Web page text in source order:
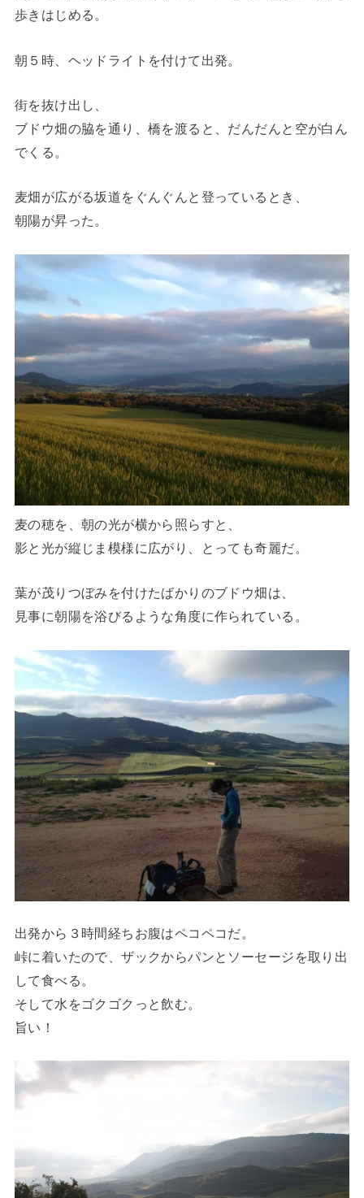
歩きはじめる。
朝５時、ヘッドライトを付けて出発。
街を抜け出し、
ブドウ畑の脇を通り、橋を渡ると、だんだんと空が白ん
でくる。
麦畑が広がる坂道をぐんぐんと登っているとき、
朝陽が昇った。
麦の穂を、朝の光が横から照らすと、
影と光が縦じま模様に広がり、とっても奇麗だ。
葉が茂りつぼみを付けたばかりのブドウ畑は、
見事に朝陽を浴びるような角度に作られている。
出発から３時間経ちお腹はペコペコだ。
峠に着いたので、ザックからパンとソーセージを取り出
して食べる。
そして水をゴクゴクっと飲む。
旨い！